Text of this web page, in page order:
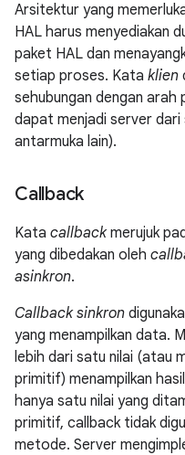
Arsitektur yang
HAL harus menyediakan
paket HAL dan
setiap proses. Kata klien
sehubungan dengan arah
dapat menjadi server dari
antarmuka lain).
Callback
Kata callbackmerujuk
yang dibedakan oleh
asinkron.
Callback sinkron
yang menampilkan data.
lebih dari satu nilai (atau
primitif) menampilkan
hanya satu nilai yang
primitif, callback tidak
metode. Server